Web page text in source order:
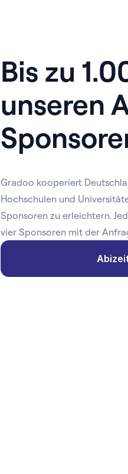
Bis zu
unseren
Gradoo kooperiert
Hochschulen und
Sponsoren zu erleichtern.
vier Sponsoren mit der